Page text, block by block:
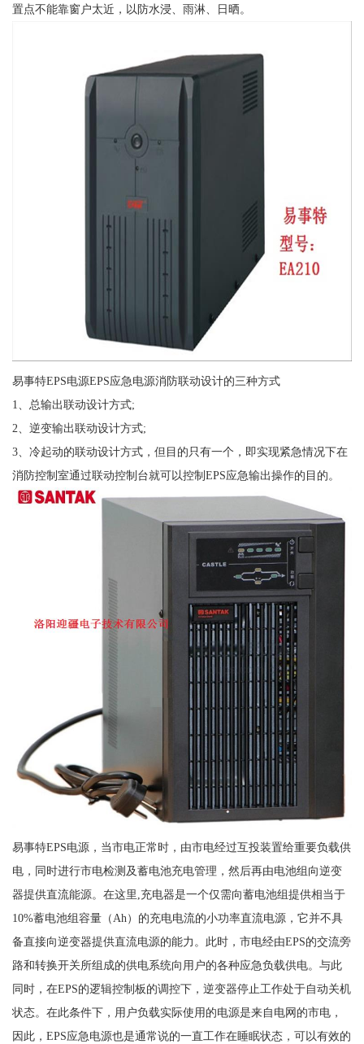
置点不能靠窗户太近，以防水浸、雨淋、日晒。
易事特EPS电源EPS应急电源消防联动设计的三种方式
1、总输出联动设计方式;
2、逆变输出联动设计方式;
3、冷起动的联动设计方式，但目的只有一个，即实现紧急情况下在
消防控制室通过联动控制台就可以控制EPS应急输出操作的目的。
易事特EPS电源，当市电正常时，由市电经过互投装置给重要负载供
电，同时进行市电检测及蓄电池充电管理，然后再由电池组向逆变
器提供直流能源。在这里,充电器是一个仅需向蓄电池组提供相当于
10%蓄电池组容量（Ah）的充电电流的小功率直流电源，它并不具
备直接向逆变器提供直流电源的能力。此时，市电经由EPS的交流旁
路和转换开关所组成的供电系统向用户的各种应急负载供电。与此
同时，在EPS的逻辑控制板的调控下，逆变器停止工作处于自动关机
状态。在此条件下，用户负载实际使用的电源是来自电网的市电，
因此，EPS应急电源也是通常说的一直工作在睡眠状态，可以有效的